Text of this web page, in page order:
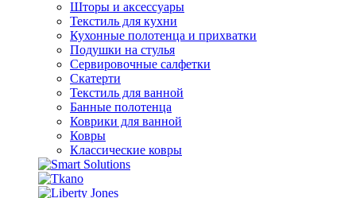
Шторы и аксессуары
Текстиль для кухни
Кухонные полотенца и прихватки
Подушки на стулья
Сервировочные салфетки
Скатерти
Текстиль для ванной
Банные полотенца
Коврики для ванной
Ковры
Классические ковры